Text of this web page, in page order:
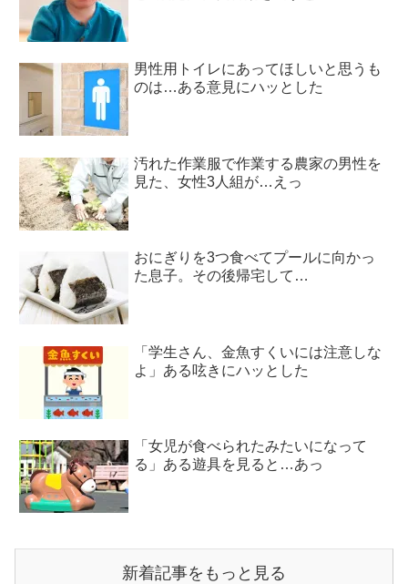
男性用トイレにあってほしいと思うも
のは…ある意見にハッとした
汚れた作業服で作業する農家の男性を
見た、女性3人組が…えっ
おにぎりを3つ食べてプールに向かっ
た息子。その後帰宅して…
「学生さん、金魚すくいには注意しな
よ」ある呟きにハッとした
「女児が食べられたみたいになって
る」ある遊具を見ると…あっ
新着記事をもっと見る